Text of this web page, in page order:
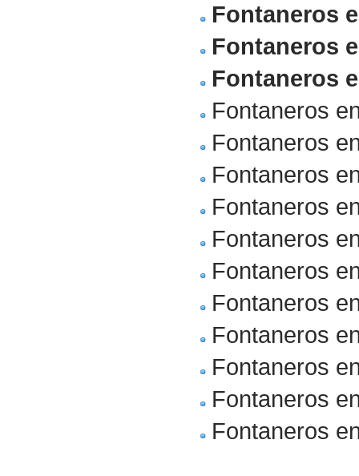
Fontaneros
Fontaneros
Fontaneros
Fontaneros
Fontaneros
Fontaneros
Fontaneros
Fontaneros
Fontaneros
Fontaneros
Fontaneros
Fontaneros
Fontaneros
Fontaneros